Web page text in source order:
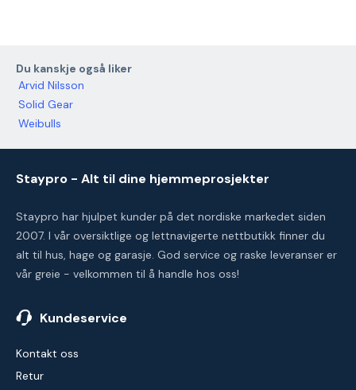
Du kanskje også liker
Arvid Nilsson
Solid Gear
Weibulls
Staypro - Alt til dine hjemmeprosjekter
Staypro har hjulpet kunder på det nordiske markedet siden
2007. I vår oversiktlige og lettnavigerte nettbutikk finner du
alt til hus, hage og garasje. God service og raske leveranser er
vår greie - velkommen til å handle hos oss!
Kundeservice
Kontakt oss
Retur